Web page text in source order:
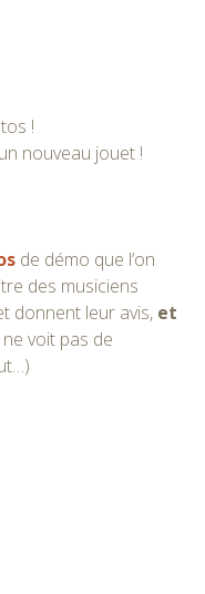
!
nouveau jouet !
de démo que l’on
des musiciens
donnent leur avis, et
voit pas de